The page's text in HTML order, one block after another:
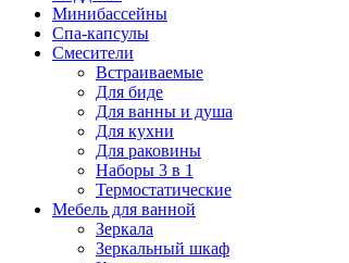
Минибассейны
Спа-капсулы
Смесители
Встраиваемые
Для биде
Для ванны и душа
Для кухни
Для раковины
Наборы 3 в 1
Термостатические
Мебель для ванной
Зеркала
Зеркальный шкаф